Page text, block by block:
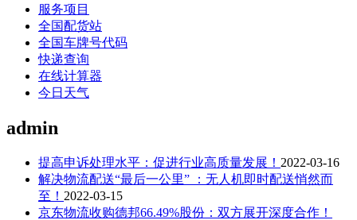
服务项目
全国配货站
全国车牌号代码
快递查询
在线计算器
今日天气
admin
提高申诉处理水平：促进行业高质量发展！ 2022-03-16
解决物流配送“最后一公里” ：无人机即时配送悄然而
至！ 2022-03-15
京东物流收购德邦66.49%股份：双方展开深度合作！